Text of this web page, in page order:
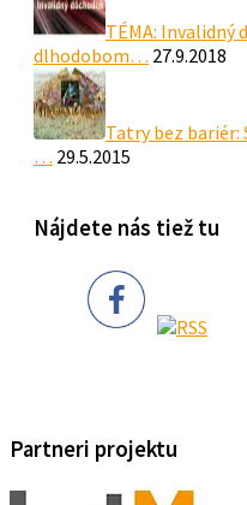
TÉMA: Invalidný
dlhodobom… 27.9.2018
Tatry bez bariér:
… 29.5.2015
Nájdete nás tiež tu
Partneri projektu